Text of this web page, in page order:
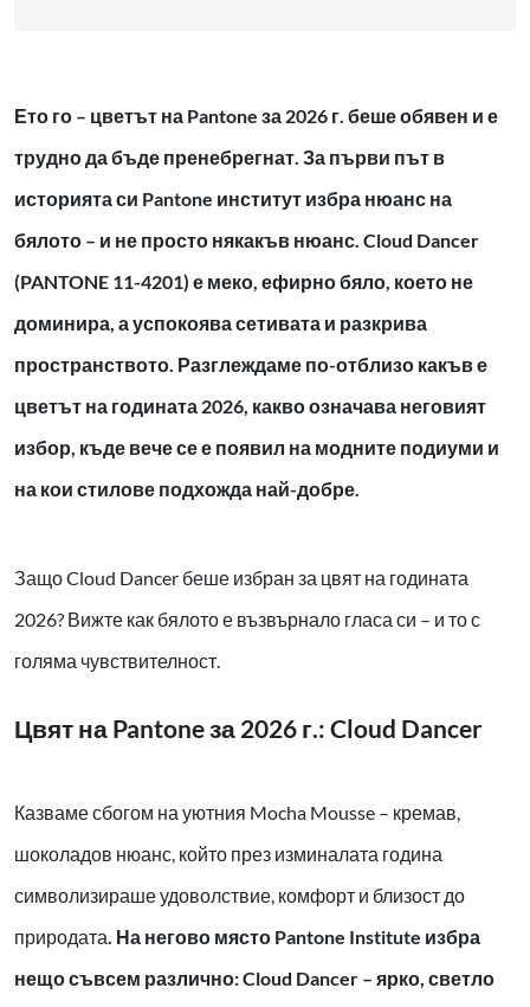
Ето го – цветът на Pantone за 2026 г. беше обявен и е
трудно да бъде пренебрегнат. За първи път в
историята си Pantone институт избра нюанс на
бялото – и не просто някакъв нюанс. Cloud Dancer
(PANTONE 11-4201) е меко, ефирно бяло, което не
доминира, а успокоява сетивата и разкрива
пространството. Разглеждаме по-отблизо какъв е
цветът на годината 2026, какво означава неговият
избор, къде вече се е появил на модните подиуми и
на кои стилове подхожда най-добре.
Защо Cloud Dancer беше избран за цвят на годината
2026? Вижте как бялото е възвърнало гласа си – и то с
голяма чувствителност.
Цвят на Pantone за 2026 г.: Cloud Dancer
Казваме сбогом на уютния Mocha Mousse – кремав,
шоколадов нюанс, който през изминалата година
символизираше удоволствие, комфорт и близост до
природата. На негово място Pantone Institute избра
нещо съвсем различно: Cloud Dancer – ярко, светло